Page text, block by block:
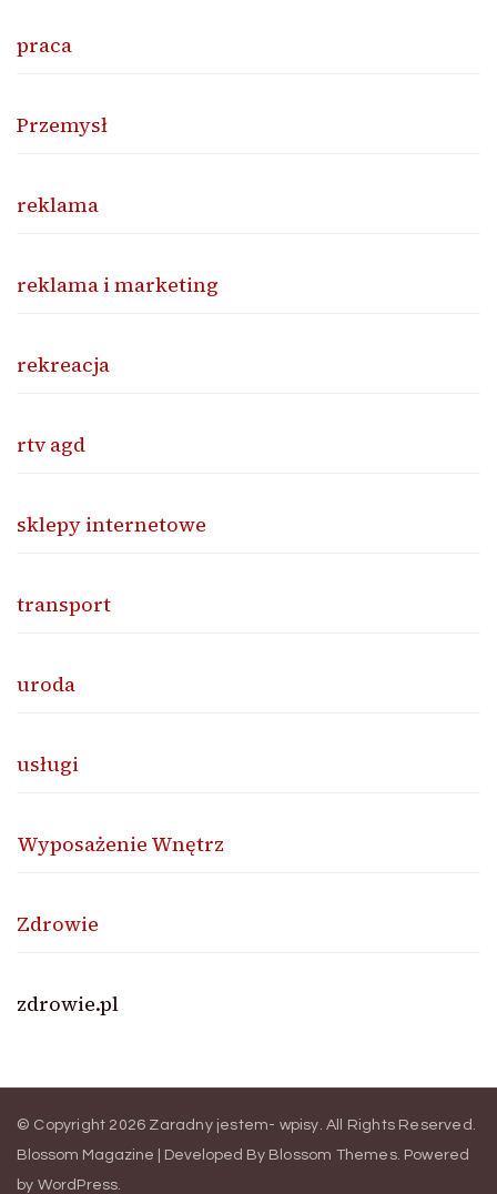
praca
Przemysł
reklama
reklama i marketing
rekreacja
rtv agd
sklepy internetowe
transport
uroda
usługi
Wyposażenie Wnętrz
Zdrowie
zdrowie.pl
© Copyright 2026 Zaradny jestem- wpisy . All Rights Reserved.
Blossom Magazine | Developed By Blossom Themes. Powered
by WordPress